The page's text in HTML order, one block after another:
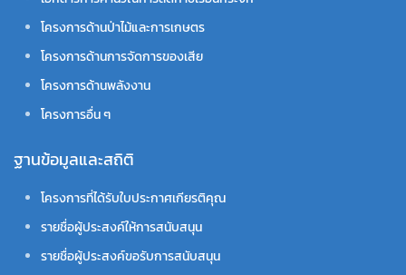
โครงการด้านป่าไม้และการเกษตร
โครงการด้านการจัดการของเสีย
โครงการด้านพลังงาน
โครงการอื่น ๆ
ฐานข้อมูลและสถิติ
โครงการที่ได้รับใบประกาศเกียรติคุณ
รายชื่อผู้ประสงค์ให้การสนับสนุน
รายชื่อผู้ประสงค์ขอรับการสนับสนุน